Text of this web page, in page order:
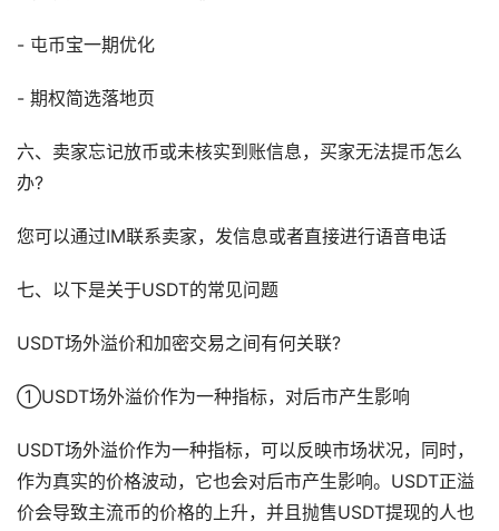
- 屯币宝一期优化
- 期权简选落地页
六、卖家忘记放币或未核实到账信息，买家无法提币怎么
办?
您可以通过IM联系卖家，发信息或者直接进行语音电话
七、以下是关于USDT的常见问题
USDT场外溢价和加密交易之间有何关联?
①USDT场外溢价作为一种指标，对后市产生影响
USDT场外溢价作为一种指标，可以反映市场状况，同时，
作为真实的价格波动，它也会对后市产生影响。USDT正溢
价会导致主流币的价格的上升，并且抛售USDT提现的人也